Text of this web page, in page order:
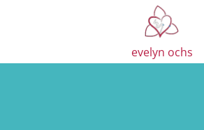
evelyn ochs